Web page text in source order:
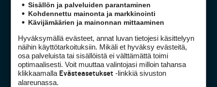
Golfpiste mediakortti
Sisällön ja palveluiden parantaminen
Kohdennettu mainonta ja markkinointi
Kävijämäärien ja mainonnan mittaaminen
Hyväksymällä evästeet, annat luvan tietojesi käsittelyyn
näihin käyttötarkoituksiin. Mikäli et hyväksy evästeitä,
osa palveluista tai sisällöistä ei välttämättä toimi
optimaalisesti. Voit muuttaa valintojasi milloin tahansa
klikkaamalla Evästeasetukset -linkkiä sivuston
alareunassa.